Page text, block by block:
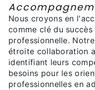
Nous croyons en
comme clé du
professionnelle.
étroite collaboration
identifiant leurs
besoins pour les
professionnelles en